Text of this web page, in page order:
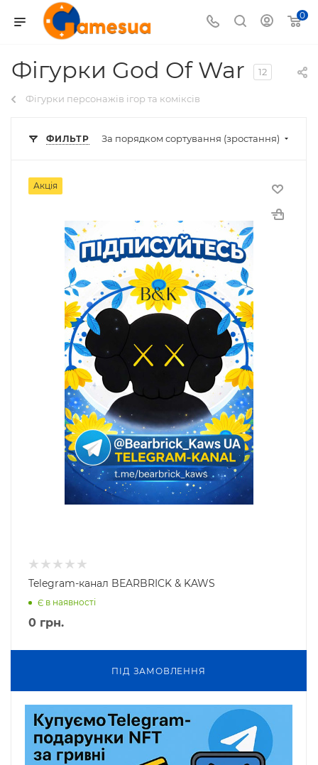
0
Фігурки God Of War 12
Фігурки персонажів ігор та коміксів
ФИЛЬТР За порядком сортування (зростання)
Акція
Telegram-канал BEARBRICK & KAWS
Є в наявності
0 грн.
ПIД ЗАМОВЛЕННЯ